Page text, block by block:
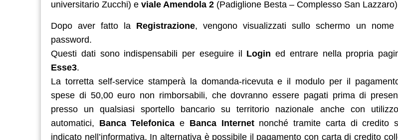
universitario Zucchi) e viale Amendola 2 (Padiglione Besta – Complesso San
Dopo aver fatto la Registrazione, vengono visualizzati sullo schermo un
password.
Questi dati sono indispensabili per eseguire il Login ed entrare nella propria
Esse3.
La torretta self-service stamperà la domanda-ricevuta e il modulo per il
spese di 50,00 euro non rimborsabili, che dovranno essere pagati prima di
presso un qualsiasi sportello bancario su territorio nazionale anche con
automatici, Banca Telefonica e Banca Internetnonché tramite carta di credito
indicato nell’informativa. In alternativa è possibile il pagamento con carta di credito